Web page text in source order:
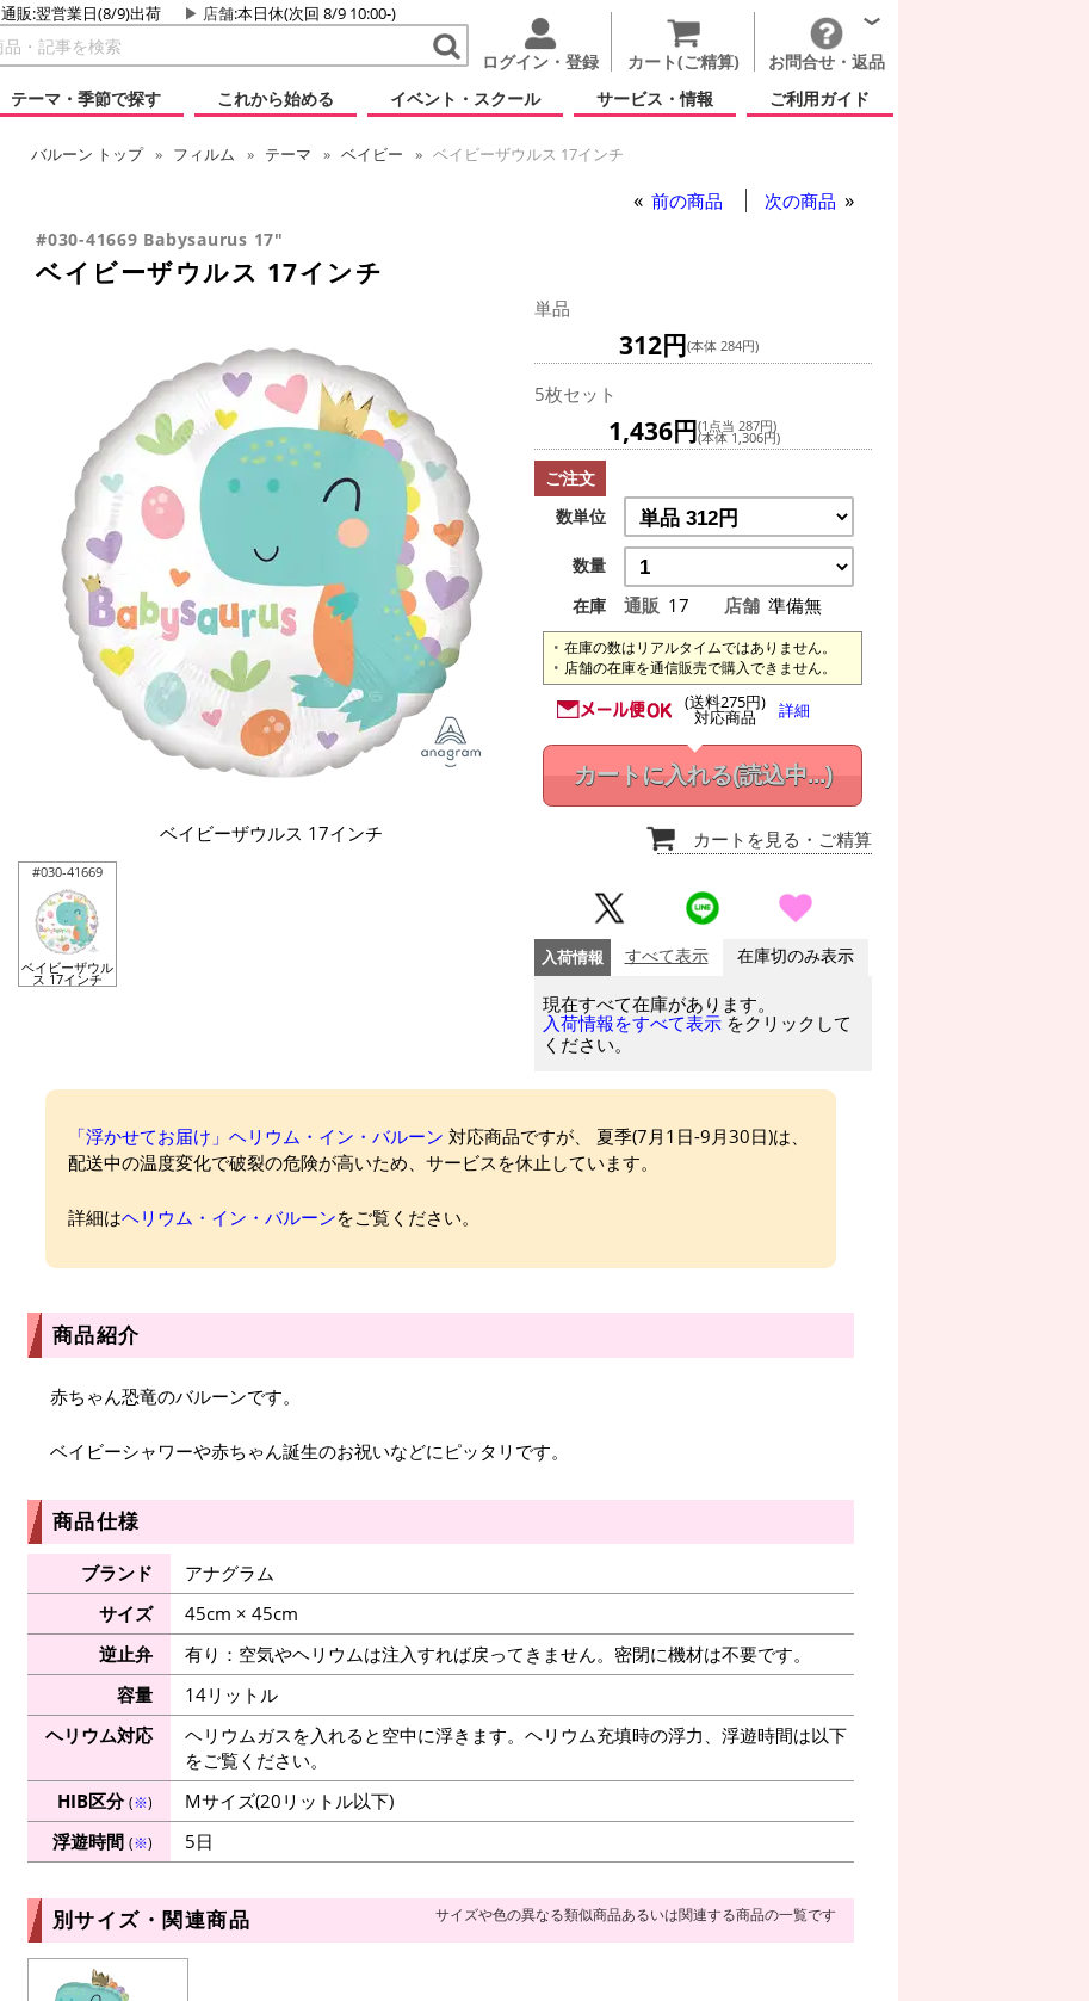
通販:翌営業日(8/9)出荷 店舗:本日休(次回 8/9 10:00-)
ログイン・登録 カート(ご精算)
お問合せ・返品
テーマ・季節で探す
これから始める イベント・スクール サービス・情報 ご利用ガイド
バルーン トップ フィルム テーマ ベイビー ベイビーザウルス 17インチ
前の商品 次の商品
#030-41669 Babysaurus 17"
ベイビーザウルス 17インチ
ベイビーザウルス 17インチ
#030-41669
ベイビーザウル
ス 17インチ
単品
312円(本体 284円)
5枚セット
1,436円(1点当 287円)
(本体 1,306円)
ご注文
数単位
数量
在庫
通販 17 店舗 準備無
在庫の数はリアルタイムではありません。
店舗の在庫を通信販売で購入できません。
(送料275円)
対応商品 詳細
カートに入れる(読込中...)
カートを見る ・ご精算
入荷情報 すべて表示 在庫切のみ表示
現在すべて在庫があります。
入荷情報をすべて表示 をクリックして
ください。
「浮かせてお届け」ヘリウム・イン・バルーン 対応商品ですが、 夏季(7月1日-9月30日)は、
配送中の温度変化で破裂の危険が高いため、サービスを休止しています。
詳細はヘリウム・イン・バルーンをご覧ください。
商品紹介
赤ちゃん恐竜のバルーンです。
ベイビーシャワーや赤ちゃん誕生のお祝いなどにピッタリです。
商品仕様
ブランド
アナグラム
サイズ
45cm × 45cm
逆止弁
有り：空気やヘリウムは注入すれば戻ってきません。密閉に機材は不要です。
容量
14リットル
ヘリウム対応
ヘリウムガスを入れると空中に浮きます。ヘリウム充填時の浮力、浮遊時間は以下
をご覧ください。
HIB区分(※)
Mサイズ(20リットル以下)
浮遊時間 (※) 5日
別サイズ・関連商品 サイズや色の異なる類似商品あるいは関連する商品の一覧です